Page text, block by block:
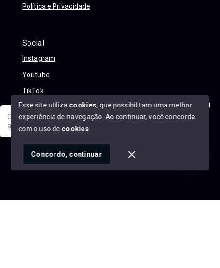
Olá! Sua jornada ao novo imóvel começa aqui. Como posso
ajudar?
Política e Privacidade
Social
Instagram
Youtube
TikTok
© Copyright 2026 - Alexandre Abreu Imóveis - Todos os
SITE PARA IMOBILIARIA
Esse site utiliza cookies, que possibilitam uma melhor
experiência de navegação. Ao continuar, você concorda
com o uso de cookies
Concordo, continuar